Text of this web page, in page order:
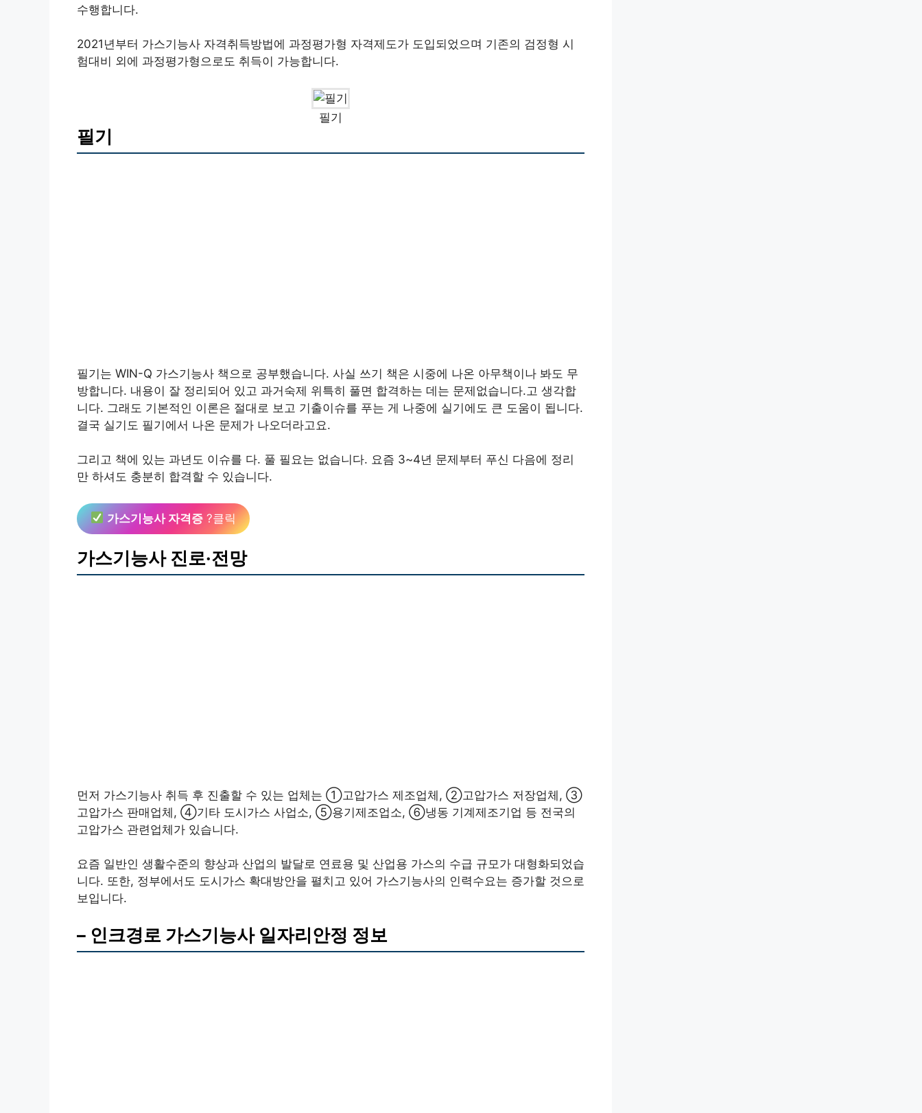
수행합니다.
2021년부터 가스기능사 자격취득방법에 과정평가형 자격제도가 도입되었으며 기존의 검정형 시
험대비 외에 과정평가형으로도 취득이 가능합니다.
필기
필기
필기는 WIN-Q 가스기능사 책으로 공부했습니다. 사실 쓰기 책은 시중에 나온 아무책이나 봐도 무
방합니다. 내용이 잘 정리되어 있고 과거숙제 위특히 풀면 합격하는 데는 문제없습니다.고 생각합
니다. 그래도 기본적인 이론은 절대로 보고 기출이슈를 푸는 게 나중에 실기에도 큰 도움이 됩니다.
결국 실기도 필기에서 나온 문제가 나오더라고요.
그리고 책에 있는 과년도 이슈를 다. 풀 필요는 없습니다. 요즘 3~4년 문제부터 푸신 다음에 정리
만 하셔도 충분히 합격할 수 있습니다.
가스기능사 자격증 ?클릭
가스기능사 진로·전망
먼저 가스기능사 취득 후 진출할 수 있는 업체는 ①고압가스 제조업체, ②고압가스 저장업체, ③
고압가스 판매업체, ④기타 도시가스 사업소, ⑤용기제조업소, ⑥냉동 기계제조기업 등 전국의
고압가스 관련업체가 있습니다.
요즘 일반인 생활수준의 향상과 산업의 발달로 연료용 및 산업용 가스의 수급 규모가 대형화되었습
니다. 또한, 정부에서도 도시가스 확대방안을 펼치고 있어 가스기능사의 인력수요는 증가할 것으로
보입니다.
– 인크경로 가스기능사 일자리안정 정보